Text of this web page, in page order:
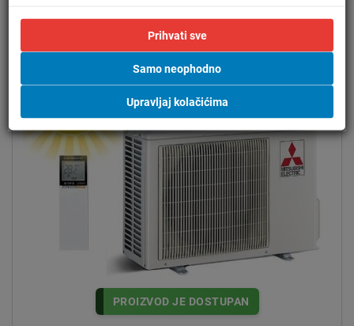
PROIZVOD JE DOSTUPAN
Prihvati sve
Samo neophodno
Upravljaj kolačićima